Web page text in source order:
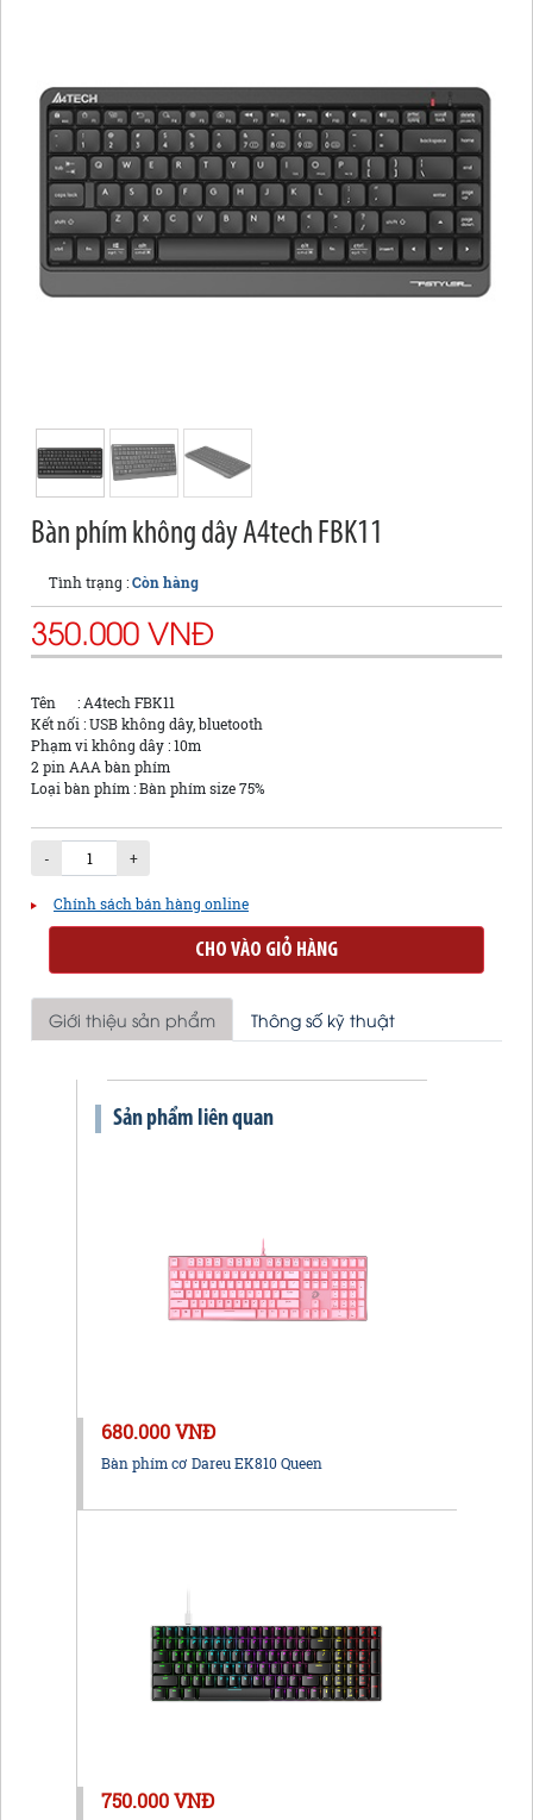
Bàn phím không dây A4tech FBK11
Tình trạng :Còn hàng
350.000 VNĐ
Tên : A4tech FBK11
Kết nối : USB không dây, bluetooth
Phạm vi không dây : 10m
2 pin AAA bàn phím
Loại bàn phím : Bàn phím size 75%
- +
Chính sách bán hàng online
CHO VÀO GIỎ HÀNG
Giới thiệu sản phẩm Thông số kỹ thuật
Sản phẩm liên quan
680.000 VNĐ
Bàn phím cơ Dareu EK810 Queen
750.000 VNĐ